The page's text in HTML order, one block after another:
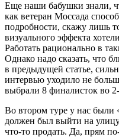
Еще наши бабушки знали,
как ветеран Моссада
подробности, скажу лишь
визуального эффекта
Работать рационально в
Однако надо сказать, что
в предыдущей статье,
интервью уходило не
выбрали 8 финалисток во
Во втором туре у нас были
должен был выйти на
что-то продать. Да, прям